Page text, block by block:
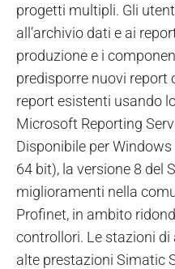
progetti multipli. Gli
all’archivio dati e ai
produzione e i
predisporre nuovi
report esistenti usando
Microsoft Reporting
Disponibile per
64 bit), la versione 8 del
miglioramenti nella
Profinet, in ambito
controllori. Le stazioni
alte prestazioni Simatic